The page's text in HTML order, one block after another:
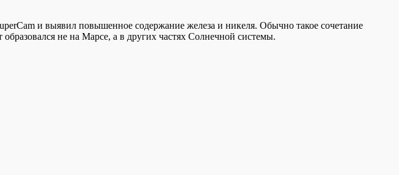
и выявил повышенное содержание железа и никеля. Обычно такое сочетание
не на Марсе, а в других частях Солнечной системы.